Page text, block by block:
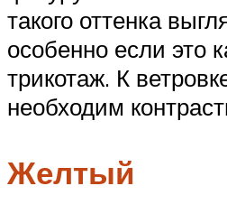
такого оттенка
особенно если это
трикотаж. К
необходим
Желтый